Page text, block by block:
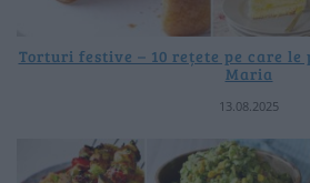
Torturi festive – 10 rețete pe care
Maria
13.08.2025